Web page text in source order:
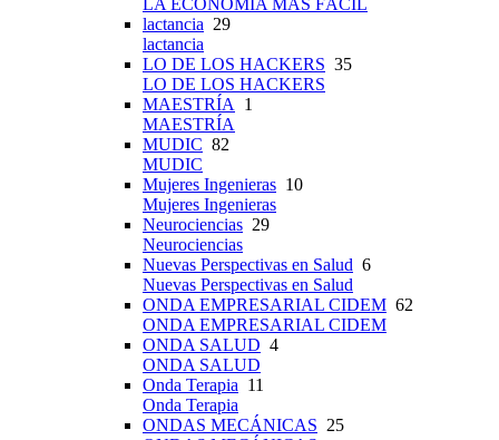
LA ECONOMÍA MÁS FÁCIL
lactancia 29
lactancia
LO DE LOS HACKERS 35
LO DE LOS HACKERS
MAESTRÍA
1
MAESTRÍA
MUDIC 82
MUDIC
Mujeres Ingenieras 10
Mujeres Ingenieras
Neurociencias 29
Neurociencias
Nuevas Perspectivas en Salud 6
Nuevas Perspectivas en Salud
ONDA EMPRESARIAL CIDEM 62
ONDA EMPRESARIAL CIDEM
ONDA SALUD 4
ONDA SALUD
Onda Terapia 11
Onda Terapia
ONDAS MECÁNICAS 25